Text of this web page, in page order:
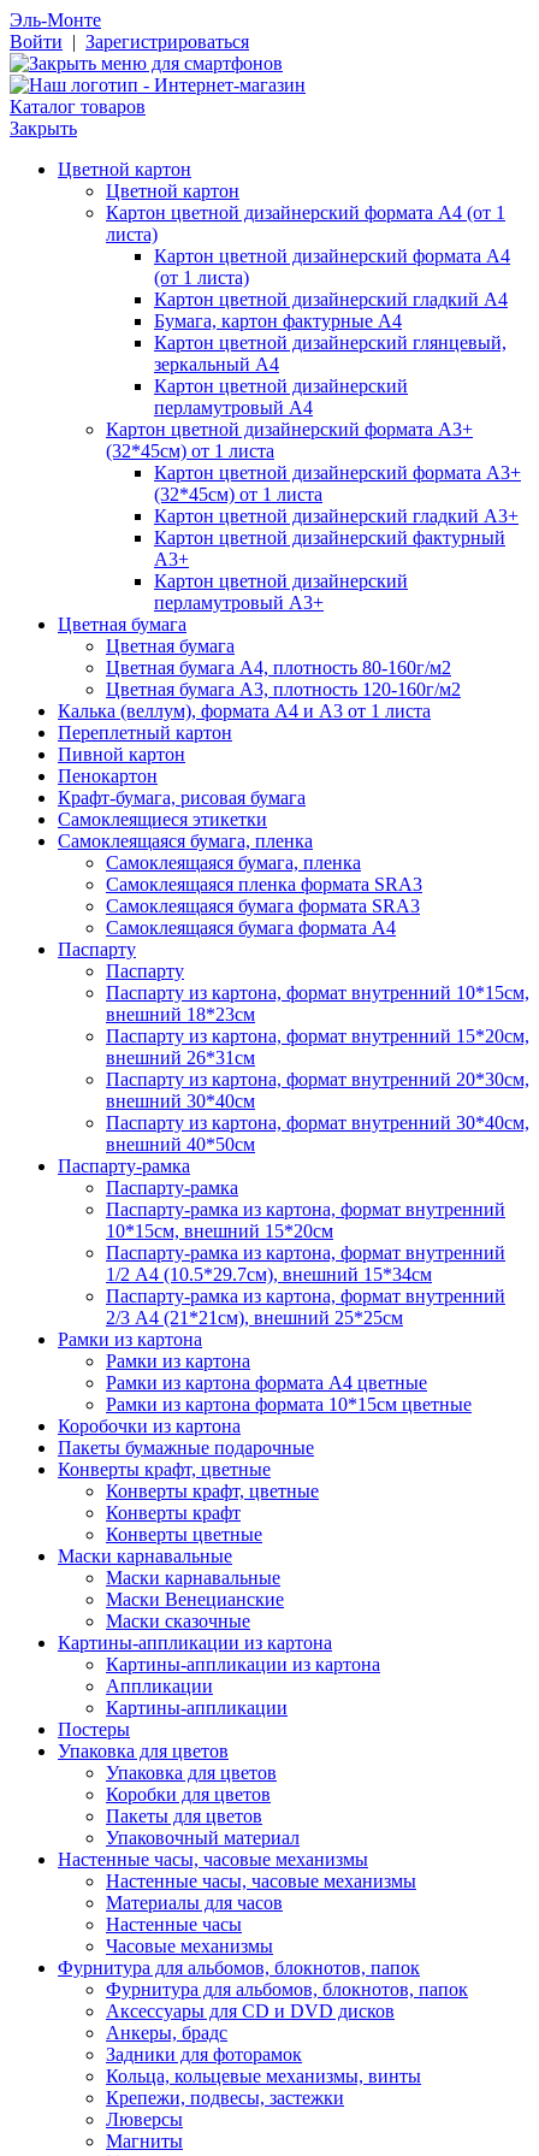
Эль-Монте
Войти | Зарегистрироваться
Каталог товаров
Закрыть
Цветной картон
Цветной картон
Картон цветной дизайнерский формата А4 (от 1
листа)
Картон цветной дизайнерский формата А4
(от 1 листа)
Картон цветной дизайнерский гладкий А4
Бумага, картон фактурные А4
Картон цветной дизайнерский глянцевый,
зеркальный А4
Картон цветной дизайнерский
перламутровый А4
Картон цветной дизайнерский формата А3+
(32*45см) от 1 листа
Картон цветной дизайнерский формата А3+
(32*45см) от 1 листа
Картон цветной дизайнерский гладкий А3+
Картон цветной дизайнерский фактурный
А3+
Картон цветной дизайнерский
перламутровый А3+
Цветная бумага
Цветная бумага
Цветная бумага А4, плотность 80-160г/м2
Цветная бумага А3, плотность 120-160г/м2
Калька (веллум), формата А4 и А3 от 1 листа
Переплетный картон
Пивной картон
Пенокартон
Крафт-бумага, рисовая бумага
Самоклеящиеся этикетки
Самоклеящаяся бумага, пленка
Самоклеящаяся бумага, пленка
Самоклеящаяся пленка формата SRА3
Самоклеящаяся бумага формата SRА3
Самоклеящаяся бумага формата А4
Паспарту
Паспарту
Паспарту из картона, формат внутренний 10*15см,
внешний 18*23см
Паспарту из картона, формат внутренний 15*20см,
внешний 26*31см
Паспарту из картона, формат внутренний 20*30см,
внешний 30*40см
Паспарту из картона, формат внутренний 30*40см,
внешний 40*50см
Паспарту-рамка
Паспарту-рамка
Паспарту-рамка из картона, формат внутренний
10*15см, внешний 15*20см
Паспарту-рамка из картона, формат внутренний
1/2 А4 (10.5*29.7см), внешний 15*34см
Паспарту-рамка из картона, формат внутренний
2/3 А4 (21*21см), внешний 25*25см
Рамки из картона
Рамки из картона
Рамки из картона формата А4 цветные
Рамки из картона формата 10*15см цветные
Коробочки из картона
Пакеты бумажные подарочные
Конверты крафт, цветные
Конверты крафт, цветные
Конверты крафт
Конверты цветные
Маски карнавальные
Маски карнавальные
Маски Венецианские
Маски сказочные
Картины-аппликации из картона
Картины-аппликации из картона
Аппликации
Картины-аппликации
Постеры
Упаковка для цветов
Упаковка для цветов
Коробки для цветов
Пакеты для цветов
Упаковочный материал
Настенные часы, часовые механизмы
Настенные часы, часовые механизмы
Материалы для часов
Настенные часы
Часовые механизмы
Фурнитура для альбомов, блокнотов, папок
Фурнитура для альбомов, блокнотов, папок
Аксессуары для CD и DVD дисков
Анкеры, брадс
Задники для фоторамок
Кольца, кольцевые механизмы, винты
Крепежи, подвесы, застежки
Люверсы
Магниты